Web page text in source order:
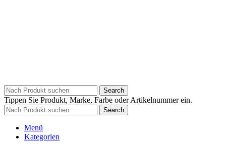
Search
Tippen Sie Produkt, Marke, Farbe oder Artikelnummer ein.
Search
Menü
Kategorien